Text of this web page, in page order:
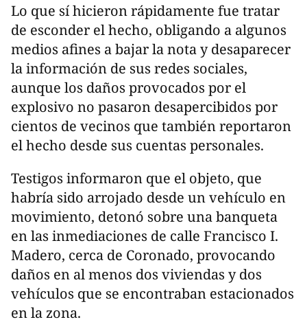
Lo que sí hicieron rápidamente fue tratar
de esconder el hecho, obligando a algunos
medios afines a bajar la nota y desaparecer
la información de sus redes sociales,
aunque los daños provocados por el
explosivo no pasaron desapercibidos por
cientos de vecinos que también reportaron
el hecho desde sus cuentas personales.
Testigos informaron que el objeto, que
habría sido arrojado desde un vehículo en
movimiento, detonó sobre una banqueta
en las inmediaciones de calle Francisco I.
Madero, cerca de Coronado, provocando
daños en al menos dos viviendas y dos
vehículos que se encontraban estacionados
en la zona.